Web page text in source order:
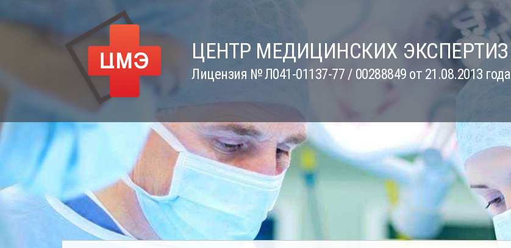
ЦЕНТР МЕДИЦИНСКИХ ЭКСПЕРТИЗ
Лицензия № Л041-01137-77 / 00288849 от 21.08.2013 года